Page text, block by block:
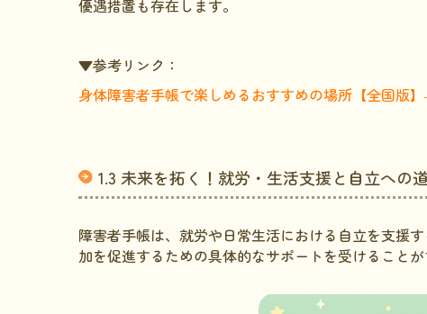
優遇措置も存在します。
▼参考リンク：
身体障害者手帳で楽しめるおすすめの場所【全国版
1.3 未来を拓く！就労・生活支援と自立への
障害者手帳は、就労や日常生活における自立を支援
加を促進するための具体的なサポートを受けることが